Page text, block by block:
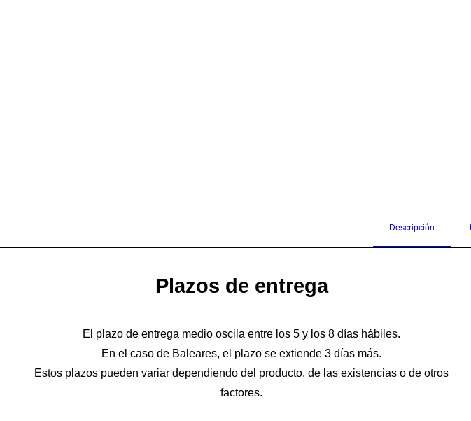
Descripción
Plazos de entrega
El plazo de entrega medio oscila entre los 5 y los 8 días hábiles.
En el caso de Baleares, el plazo se extiende 3 días más.
Estos plazos pueden variar dependiendo del producto, de las existencias o de otros
factores.